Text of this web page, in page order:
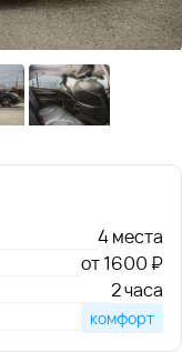
4 места
от 1600 ₽
2 часа
комфорт